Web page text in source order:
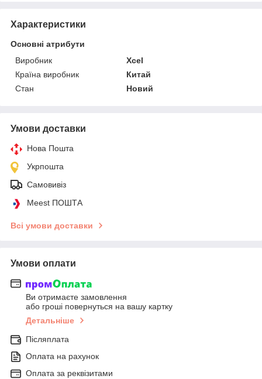
Характеристики
Основні атрибути
Виробник
Xcel
Країна виробник
Китай
Стан
Новий
Умови доставки
Нова Пошта
Укрпошта
Самовивіз
Meest ПОШТА
Всі умови доставки
Умови оплати
Ви отримаєте замовлення
або гроші повернуться на вашу картку
Детальніше
Післяплата
Оплата на рахунок
Оплата за реквізитами